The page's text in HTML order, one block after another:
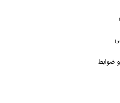
ضوابط